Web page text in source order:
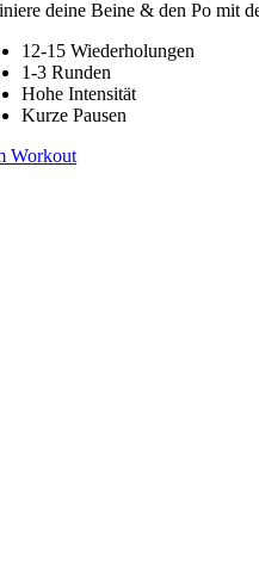
deine Beine & den Po mit
12-15 Wiederholungen
1-3 Runden
Hohe Intensität
Kurze Pausen
Workout